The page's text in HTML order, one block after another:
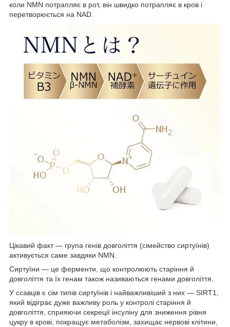
коли NMN потрапляє в рот, він швидко потрапляє в кров і
перетворюється на NAD.
Цікавий факт — група генів довголіття (сімейство сиртуїнів)
активується саме завдяки NMN.
Сиртуїни — це ферменти, що контролюють старіння й
довголіття та їх генам також називаються генами довголіття.
У ссавців є сім типів сиртуїнів і найважливіший з них — SIRT1,
який відіграє дуже важливу роль у контролі старіння й
довголіття, сприяючи секреції інсуліну для зниження рівня
цукру в крові, покращує метаболізм, захищає нервові клітини,